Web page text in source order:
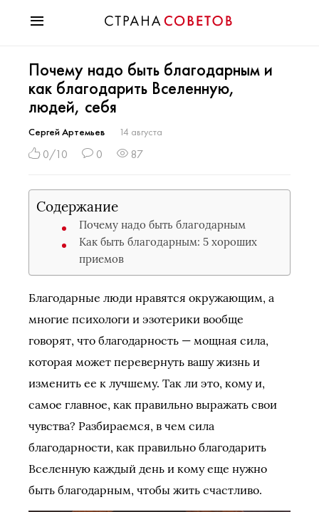
Мода
Звезды
Гороскопы
Здоровье
Психология
Разное
Праздники
Почему надо быть благодарным и
как благодарить Вселенную,
людей, себя
Сергей Артемьев 14 августа
0/10 0 87
Содержание
Почему надо быть благодарным
Как быть благодарным: 5 хороших
приемов
Благодарные люди нравятся окружающим, а
многие психологи и эзотерики вообще
говорят, что благодарность — мощная сила,
которая может перевернуть вашу жизнь и
изменить ее к лучшему. Так ли это, кому и,
самое главное, как правильно выражать свои
чувства? Разбираемся, в чем сила
благодарности, как правильно благодарить
Вселенную каждый день и кому еще нужно
быть благодарным, чтобы жить счастливо.